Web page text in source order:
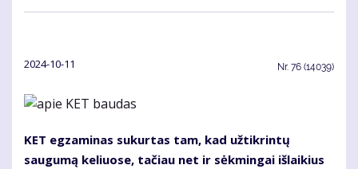
2024-10-11 Nr. 76 (14039)
KET egzaminas sukurtas tam, kad užtikrintų
saugumą keliuose, tačiau net ir sėkmingai išlaikius